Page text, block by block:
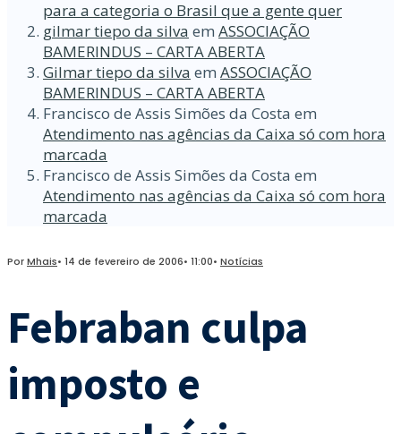
para a categoria o Brasil que a gente quer
gilmar tiepo da silva em ASSOCIAÇÃO
BAMERINDUS – CARTA ABERTA
Gilmar tiepo da silva em ASSOCIAÇÃO
BAMERINDUS – CARTA ABERTA
Francisco de Assis Simões da Costa em
Atendimento nas agências da Caixa só com hora
marcada
Francisco de Assis Simões da Costa em
Atendimento nas agências da Caixa só com hora
marcada
PorMhais• 14 de fevereiro de 2006• 11:00• Notícias
Febraban culpa
imposto e